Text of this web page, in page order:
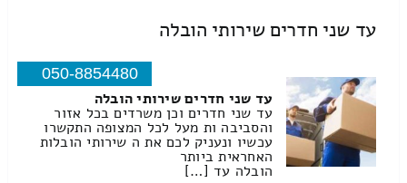
עד שני חדרים שירותי הובלה
050-8854480
עד שני חדרים שירותי הובלה
עד שני חדרים וכן משרדים בכל אזור
והסביבה ות מעל לכל המצופה התקשרו
עכשיו ונעניק לכם את ה שירותי הובלות
האחראית ביותר
הובלה עד […]